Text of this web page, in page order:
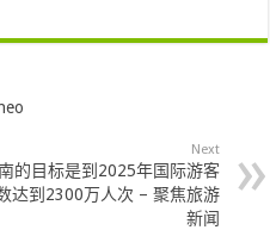
Next
的目标是到2025年国际游客
达到2300万人次 – 聚焦旅游
新闻